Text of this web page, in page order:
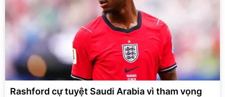
Rashford cự tuyệt Saudi Arabia vì tham vọng